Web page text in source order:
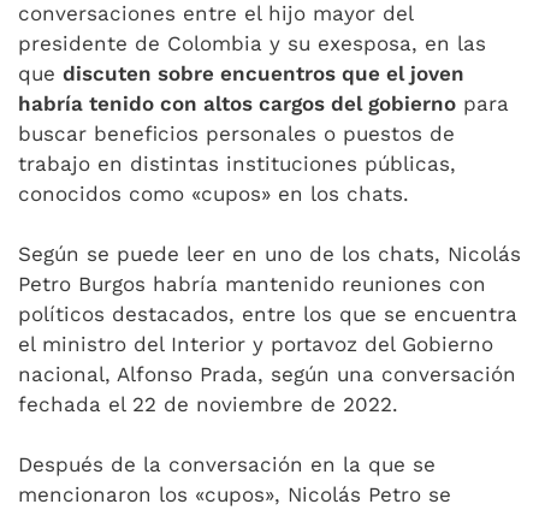
conversaciones entre el hijo mayor del
presidente de Colombia y su exesposa, en las
que discuten sobre encuentros que el joven
habría tenido con altos cargos del gobierno para
buscar beneficios personales o puestos de
trabajo en distintas instituciones públicas,
conocidos como «cupos» en los chats.
Según se puede leer en uno de los chats, Nicolás
Petro Burgos habría mantenido reuniones con
políticos destacados, entre los que se encuentra
el ministro del Interior y portavoz del Gobierno
nacional, Alfonso Prada, según una conversación
fechada el 22 de noviembre de 2022.
Después de la conversación en la que se
mencionaron los «cupos», Nicolás Petro se